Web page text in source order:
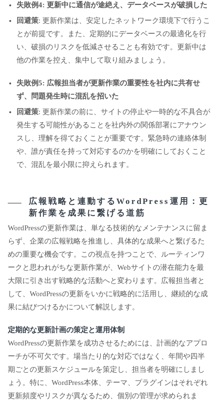
失敗例4: 更新中に通信が途絶え、データベースが破損した
回避策: 更新作業は、安定したネットワーク環境下で行うこ
とが前提です。また、定期的にデータベースの最適化を行
い、破損のリスクを低減させることも有効です。更新中は
他の作業を控え、集中して取り組みましょう。
失敗例5: 広報担当者が更新作業の重要性を社内に共有せ
ず、問題発生時に混乱を招いた
回避策: 更新作業の前に、サイトの停止や一時的な不具合が
発生する可能性があることを社内外の関係部署にアナウン
スし、理解を得ておくことが重要です。緊急時の連絡体制
や、誰が責任を持って対応するのかを明確にしておくこと
で、混乱を最小限に抑えられます。
広報戦略と連動するWordPress運用：更
新作業を成果に繋げる道筋
WordPressの更新作業は、単なる技術的なメンテナンスに留ま
らず、企業の広報戦略を推進し、具体的な成果へと繋げるた
めの重要な機会です。この視点を持つことで、ルーティンワ
ークと思われがちな更新作業が、Webサイトの潜在能力を最
大限に引き出す戦略的な活動へと変わります。広報担当者と
して、WordPressの更新をいかに戦略的に活用し、継続的な成
果に結びつけるかについて解説します。
定期的な更新計画の策定と運用体制
WordPressの更新作業を成功させるためには、計画的なアプロ
ーチが不可欠です。場当たり的な対応ではなく、年間や四半
期ごとの更新スケジュールを策定し、担当者を明確にしまし
ょう。特に、WordPress本体、テーマ、プラグインはそれぞれ
更新頻度やリスクが異なるため、個別の管理が求められま